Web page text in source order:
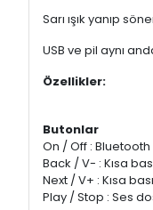
Sarı ışık yanıp
USB ve pil aynı
Özellikler:
Butonlar
On / Off :
Back / V- : Kısa
Next / V+ : Kısa
Play / Stop : Ses